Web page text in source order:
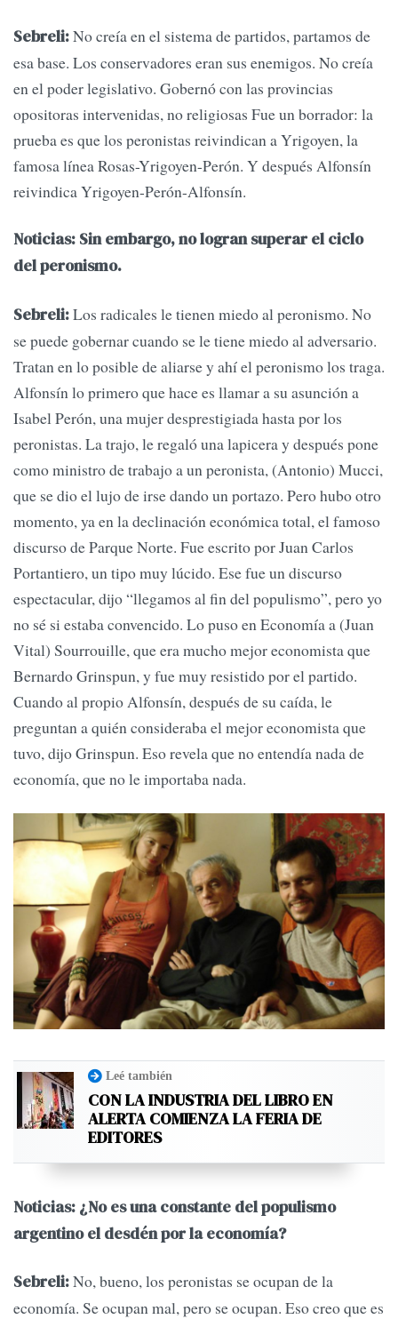
Sebreli:No creía en el sistema de partidos, partamos de
esa base. Los conservadores eran sus enemigos. No creía
en el poder legislativo. Gobernó con las provincias
opositoras intervenidas, no religiosas Fue un borrador: la
prueba es que los peronistas reivindican a Yrigoyen, la
famosa línea Rosas-Yrigoyen-Perón. Y después Alfonsín
reivindica Yrigoyen-Perón-Alfonsín.
Noticias: Sin embargo, no logran superar el ciclo
del peronismo.
Sebreli:Los radicales le tienen miedo al peronismo. No
se puede gobernar cuando se le tiene miedo al adversario.
Tratan en lo posible de aliarse y ahí el peronismo los traga.
Alfonsín lo primero que hace es llamar a su asunción a
Isabel Perón, una mujer desprestigiada hasta por los
peronistas. La trajo, le regaló una lapicera y después pone
como ministro de trabajo a un peronista, (Antonio) Mucci,
que se dio el lujo de irse dando un portazo. Pero hubo otro
momento, ya en la declinación económica total, el famoso
discurso de Parque Norte. Fue escrito por Juan Carlos
Portantiero, un tipo muy lúcido. Ese fue un discurso
espectacular, dijo “llegamos al fin del populismo”, pero yo
no sé si estaba convencido. Lo puso en Economía a (Juan
Vital) Sourrouille, que era mucho mejor economista que
Bernardo Grinspun, y fue muy resistido por el partido.
Cuando al propio Alfonsín, después de su caída, le
preguntan a quién consideraba el mejor economista que
tuvo, dijo Grinspun. Eso revela que no entendía nada de
economía, que no le importaba nada.
Leé también
CON LA INDUSTRIA DEL LIBRO EN
ALERTA COMIENZA LA FERIA DE
EDITORES
Noticias: ¿No es una constante del populismo
argentino el desdén por la economía?
Sebreli:No, bueno, los peronistas se ocupan de la
economía. Se ocupan mal, pero se ocupan. Eso creo que es